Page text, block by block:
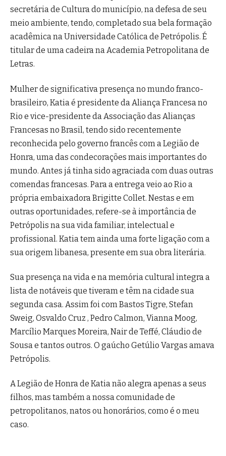
secretária de Cultura do município, na defesa de seu
meio ambiente, tendo, completado sua bela formação
acadêmica na Universidade Católica de Petrópolis. É
titular de uma cadeira na Academia Petropolitana de
Letras.
Mulher de significativa presença no mundo franco-
brasileiro, Katia é presidente da Aliança Francesa no
Rio e vice-presidente da Associação das Alianças
Francesas no Brasil, tendo sido recentemente
reconhecida pelo governo francês com a Legião de
Honra, uma das condecorações mais importantes do
mundo. Antes já tinha sido agraciada com duas outras
comendas francesas. Para a entrega veio ao Rio a
própria embaixadora Brigitte Collet. Nestas e em
outras oportunidades, refere-se à importância de
Petrópolis na sua vida familiar, intelectual e
profissional. Katia tem ainda uma forte ligação com a
sua origem libanesa, presente em sua obra literária.
Sua presença na vida e na memória cultural integra a
lista de notáveis que tiveram e têm na cidade sua
segunda casa. Assim foi com Bastos Tigre, Stefan
Sweig, Osvaldo Cruz , Pedro Calmon, Vianna Moog,
Marcílio Marques Moreira, Nair de Teffé, Cláudio de
Sousa e tantos outros. O gaúcho Getúlio Vargas amava
Petrópolis.
A Legião de Honra de Katia não alegra apenas a seus
filhos, mas também a nossa comunidade de
petropolitanos, natos ou honorários, como é o meu
caso.